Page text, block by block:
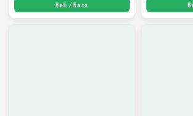
Beli / Baca